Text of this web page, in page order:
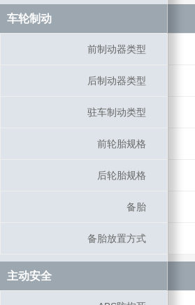
车轮制动
前制动器类型
后制动器类型
驻车制动类型
前轮胎规格
后轮胎规格
备胎
备胎放置方式
主动安全
车轮制动
前制动器类型
后制动器类型
驻车制动类型
前轮胎规格
后轮胎规格
备胎
备胎放置方式
主动安全